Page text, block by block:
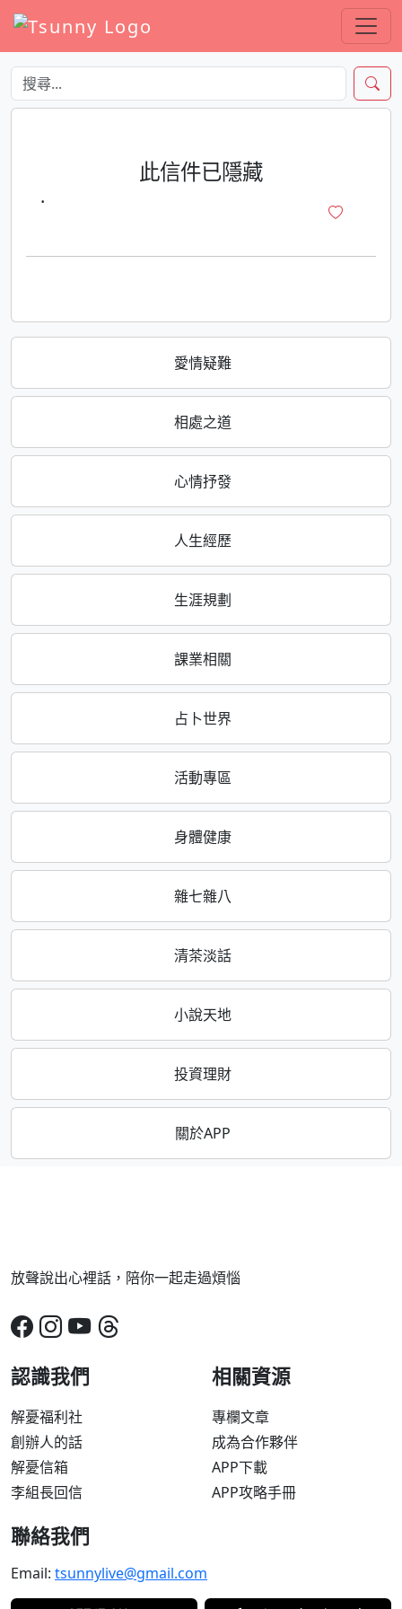
愛情疑難
相處之道
心情抒發
人生經歷
生涯規劃
課業相關
占卜世界
活動專區
身體健康
雜七雜八
清茶淡話
小說天地
投資理財
關於APP
此信件已隱藏
·
放聲說出心裡話，陪你一起走過煩惱
認識我們
解憂福利社
創辦人的話
解憂信箱
李組長回信
相關資源
專欄文章
成為合作夥伴
APP下載
APP攻略手冊
聯絡我們
Email: tsunnylive@gmail.com